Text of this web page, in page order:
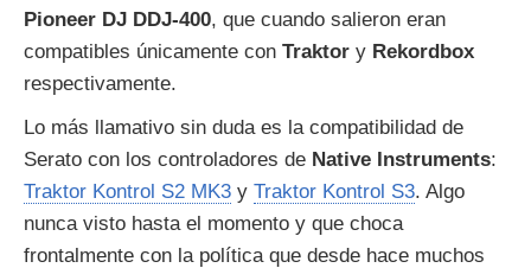
Pioneer DJ DDJ-400, que cuando salieron eran
compatibles únicamente con Traktor y Rekordbox
respectivamente.
Lo más llamativo sin duda es la compatibilidad de
Serato con los controladores de Native Instruments:
Traktor Kontrol S2 MK3 y Traktor Kontrol S3. Algo
nunca visto hasta el momento y que choca
frontalmente con la política que desde hace muchos